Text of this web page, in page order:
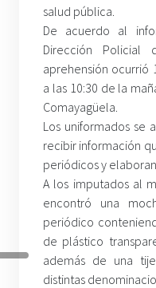
salud pública.
De acuerdo al
Dirección Policial
aprehensión ocurrió
a las 10:30 de la
Comayagüela.
Los uniformados se
recibir información
periódicos y
A los imputados al
encontró una
periódico
de plástico
además de una
distintas